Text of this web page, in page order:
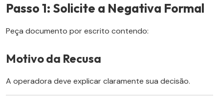
Passo 1: Solicite a Negativa Formal
Peça documento por escrito contendo:
Motivo da Recusa
A operadora deve explicar claramente sua decisão.